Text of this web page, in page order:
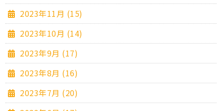
2023年11月 (15)
2023年10月 (14)
2023年9月 (17)
2023年8月 (16)
2023年7月 (20)